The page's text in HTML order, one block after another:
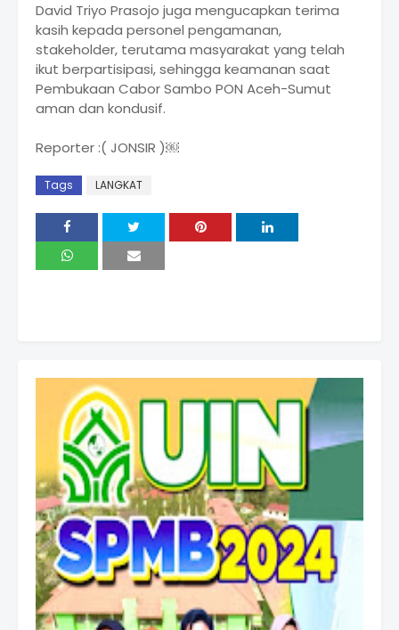
David Triyo Prasojo juga mengucapkan terima
kasih kepada personel pengamanan,
stakeholder, terutama masyarakat yang telah
ikut berpartisipasi, sehingga keamanan saat
Pembukaan Cabor Sambo PON Aceh-Sumut
aman dan kondusif.
Reporter :( JONSIR )￼
Tags LANGKAT